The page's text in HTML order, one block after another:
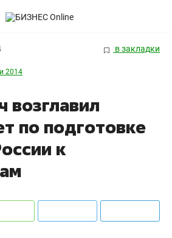
в закладки
2014
возглавил
по подготовке
к